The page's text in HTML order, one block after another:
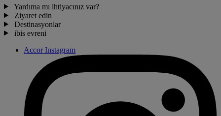
Yardıma mı ihtiyacınız var?
Ziyaret edin
Destinasyonlar
ibis evreni
Accor Instagram